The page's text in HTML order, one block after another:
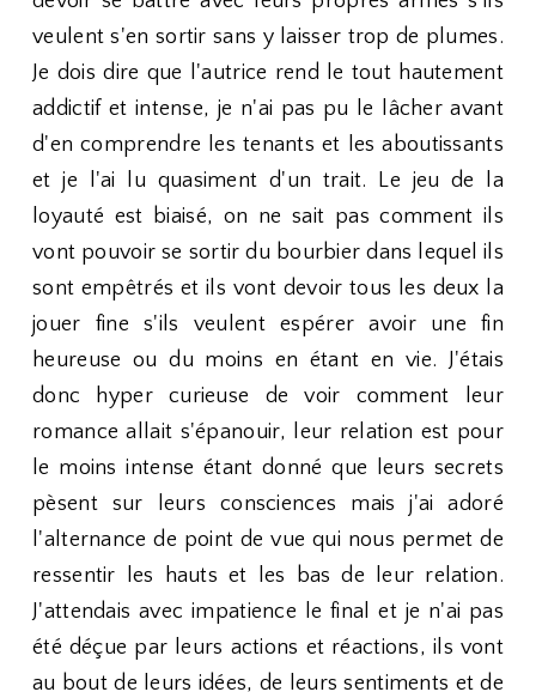
veulent s'en sortir sans y laisser trop de plumes.
Je dois dire que l'autrice rend le tout hautement
addictif et intense, je n'ai pas pu le lâcher avant
d'en comprendre les tenants et les aboutissants
et je l'ai lu quasiment d'un trait. Le jeu de la
loyauté est biaisé, on ne sait pas comment ils
vont pouvoir se sortir du bourbier dans lequel ils
sont empêtrés et ils vont devoir tous les deux la
jouer fine s'ils veulent espérer avoir une fin
heureuse ou du moins en étant en vie. J'étais
donc hyper curieuse de voir comment leur
romance allait s'épanouir, leur relation est pour
le moins intense étant donné que leurs secrets
pèsent sur leurs consciences mais j'ai adoré
l'alternance de point de vue qui nous permet de
ressentir les hauts et les bas de leur relation.
J'attendais avec impatience le final et je n'ai pas
été déçue par leurs actions et réactions, ils vont
au bout de leurs idées, de leurs sentiments et de